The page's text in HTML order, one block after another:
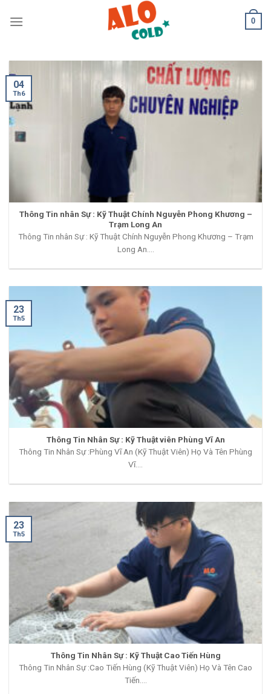
0
Thông Tin nhân Sự : Kỹ Thuật Chính Nguyễn Phong Khương –
Trạm Long An
Thông Tin nhân Sự : Kỹ Thuật Chính Nguyễn Phong Khương – Trạm
Long An....
04
Th6
Thông Tin Nhân Sự : Kỹ Thuật viên Phùng Vĩ An
Thông Tin Nhân Sự :Phùng Vĩ An (Kỹ Thuật Viên) Họ Và Tên Phùng
Vĩ....
23
Th5
Thông Tin Nhân Sự : Kỹ Thuật Cao Tiến Hùng
Thông Tin Nhân Sự :Cao Tiến Hùng (Kỹ Thuật Viên) Họ Và Tên Cao
Tiến....
23
Th5